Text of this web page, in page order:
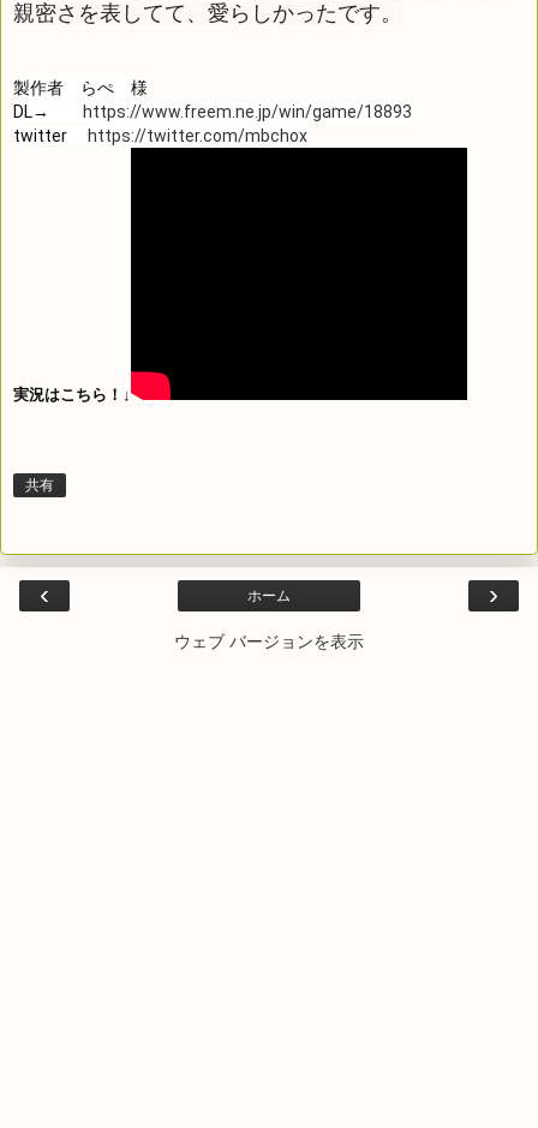
親密さを表してて、愛らしかったです。
製作者　らぺ　様
DL→
https://www.freem.ne.jp/win/game/18893
twitter
https://twitter.com/mbchox
実況はこちら！↓
共有
‹ ›
ホーム
ウェブ バージョンを表示